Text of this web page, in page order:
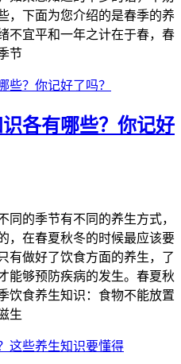
，下面为您介绍的是春季的养
不宜平和一年之计在于春，春
节
各有哪些？你记好
同的季节有不同的养生方式，
，在春夏秋冬的时候最应该要
有做好了饮食方面的养生，了
能够预防疾病的发生。春夏秋
饮食养生知识：食物不能放置
生